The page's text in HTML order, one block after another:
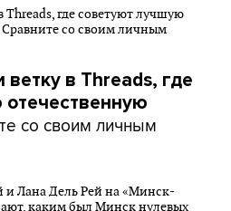
в Threads, где
со своим личным